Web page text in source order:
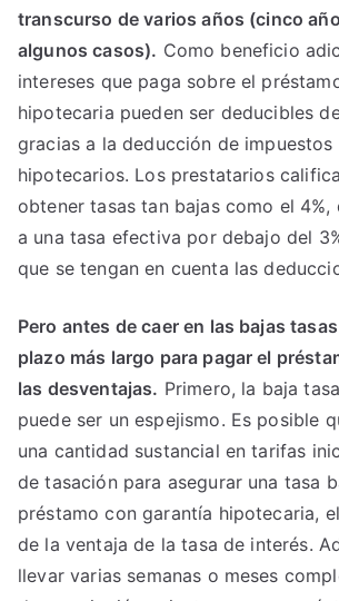
transcurso de varios años (cinco
algunos casos). Como beneficio
intereses que paga sobre el
hipotecaria pueden ser deducibles
gracias a la deducción de
hipotecarios. Los prestatarios
obtener tasas tan bajas como el 4%,
a una tasa efectiva por debajo del
que se tengan en cuenta las
Pero antes de caer en las bajas
plazo más largo para pagar el
las desventajas. Primero, la baja
puede ser un espejismo. Es posible
una cantidad sustancial en tarifas
de tasación para asegurar una tasa
préstamo con garantía hipotecaria,
de la ventaja de la tasa de interés.
llevar varias semanas o meses